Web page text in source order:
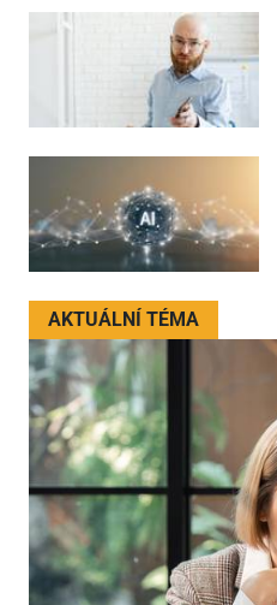
AKTUÁLNÍ TÉMA